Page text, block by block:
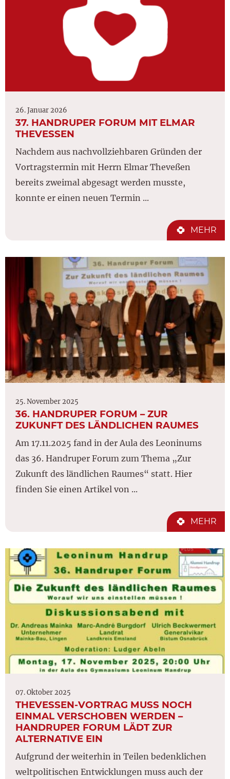
26. Januar 2026
37. HANDRUPER FORUM MIT ELMAR
THEVESSEN
Nachdem aus nachvollziehbaren Gründen der
Vortragstermin mit Herrn Elmar Theveßen
bereits zweimal abgesagt werden musste,
konnte er einen neuen Termin ...
MEHR
25. November 2025
36. HANDRUPER FORUM – ZUR
ZUKUNFT DES LÄNDLICHEN RAUMES
Am 17.11.2025 fand in der Aula des Leoninums
das 36. Handruper Forum zum Thema „Zur
Zukunft des ländlichen Raumes“ statt. Hier
finden Sie einen Artikel von ...
MEHR
07. Oktober 2025
THEVESSEN-VORTRAG MUSS NOCH E
INMAL VERSCHOBEN WERDEN – H
ANDRUPER FORUM LÄDT ZUR A
LTERNATIVE EIN
Aufgrund der weiterhin in Teilen bedenklichen
weltpolitischen Entwicklungen muss auch der